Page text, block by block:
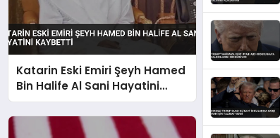
Katarin Eski Emiri Şeyh Hamed
Bin Halife Al Sani Hayatini
Kaybetti